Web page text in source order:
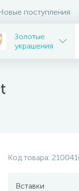
поступления
Золотые
украшения
Код товара:
Вставки